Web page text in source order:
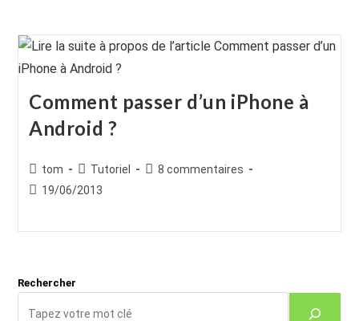
Comment passer d’un iPhone à
Android ?
Auteur/autrice
de
tom
Post
category:
Tutoriel
Commentaires
8 commentaires
Publication
19/06/2013
Rechercher